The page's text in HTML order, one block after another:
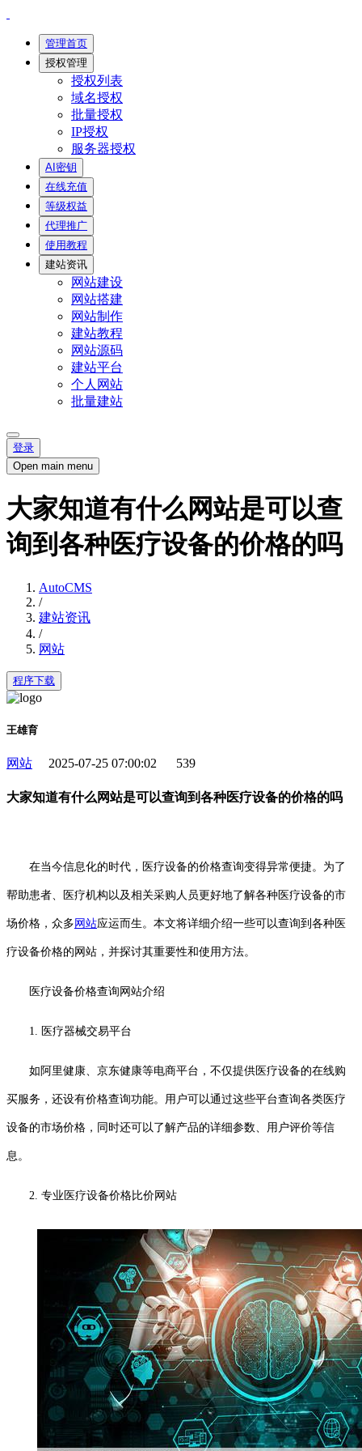
管理首页
授权管理
授权列表
域名授权
批量授权
IP授权
服务器授权
AI密钥
在线充值
等级权益
代理推广
使用教程
建站资讯
网站建设
网站搭建
网站制作
建站教程
网站源码
建站平台
个人网站
批量建站
登录
Open main menu
大家知道有什么网站是可以查
询到各种医疗设备的价格的吗
AutoCMS
/
建站资讯
/
网站
程序下载
王雄育
网站 2025-07-25 07:00:02 539
大家知道有什么网站是可以查询到各种医疗设备的价格的吗
在当今信息化的时代，医疗设备的价格查询变得异常便捷。为了
帮助患者、医疗机构以及相关采购人员更好地了解各种医疗设备的市
场价格，众多 网站应运而生。本文将详细介绍一些可以查询到各种医
疗设备价格的网站，并探讨其重要性和使用方法。
医疗设备价格查询网站介绍
1. 医疗器械交易平台
如阿里健康、京东健康等电商平台，不仅提供医疗设备的在线购
买服务，还设有价格查询功能。用户可以通过这些平台查询各类医疗
设备的市场价格，同时还可以了解产品的详细参数、用户评价等信
息。
2. 专业医疗设备价格比价网站